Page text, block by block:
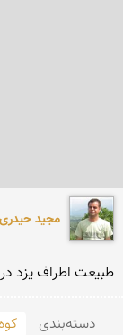
مجید حیدری
طبیعت اطراف یزد
دسته‌بندی